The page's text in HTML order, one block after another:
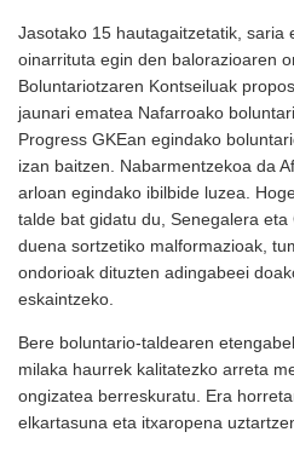
Jasotako 15 hautagaitzetatik, saria
oinarrituta egin den balorazioaren
Boluntariotzaren Kontseiluak
jaunari ematea Nafarroako
Progress GKEan egindako
izan baitzen. Nabarmentzekoa da
arloan egindako ibilbide luzea.
talde bat gidatu du, Senegalera
duena sortzetiko malformazioak,
ondorioak dituzten adingabeei
eskaintzeko.
Bere boluntario-taldearen
milaka haurrek kalitatezko arreta
ongizatea berreskuratu. Era
elkartasuna eta itxaropena